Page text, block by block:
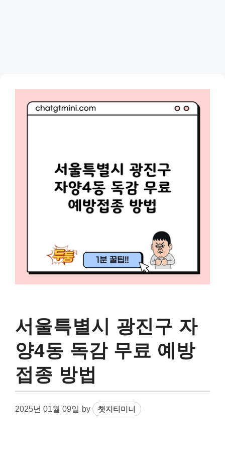
서울특별시 광진구 자
양4동 독감 무료 예방
접종 방법
2025년 01월 09일 by 챗지티미니